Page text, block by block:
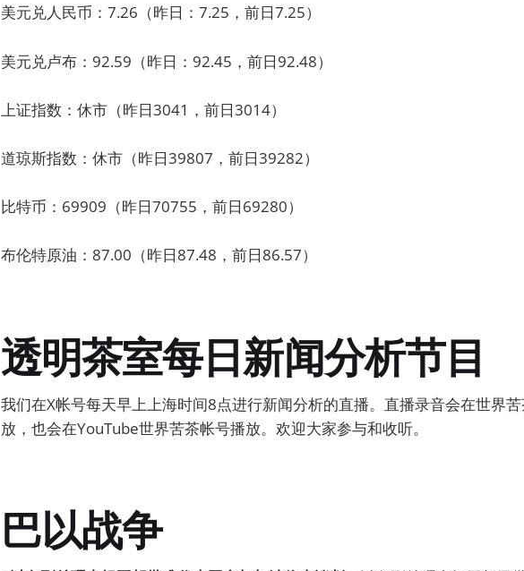
美元兑人民币：7.26（昨日：7.25，前日7.25）
美元兑卢布：92.59（昨日：92.45，前日92.48）
上证指数：休市（昨日3041，前日3014）
道琼斯指数：休市（昨日39807，前日39282）
比特币：69909（昨日70755，前日69280）
布伦特原油：87.00（昨日87.48，前日86.57）
透明茶室每日新闻分析节目
我们在X帐号每天早上上海时间8点进行新闻分析的直播。直播录音会在世界
放，也会在YouTube世界苦茶帐号播放。欢迎大家参与和收听。
巴以战争